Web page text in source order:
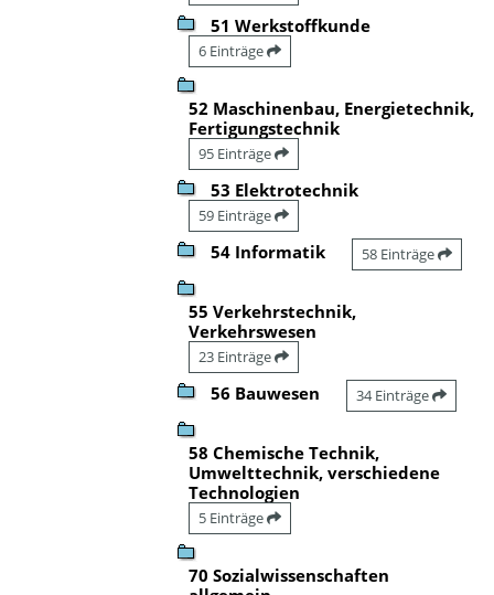
51 Werkstoffkunde
6 Einträge
52 Maschinenbau, Energietechnik,
Fertigungstechnik
95 Einträge
53 Elektrotechnik
59 Einträge
54 Informatik 58 Einträge
55 Verkehrstechnik,
Verkehrswesen
23 Einträge
56 Bauwesen 34 Einträge
58 Chemische Technik,
Umwelttechnik, verschiedene
Technologien
5 Einträge
70 Sozialwissenschaften